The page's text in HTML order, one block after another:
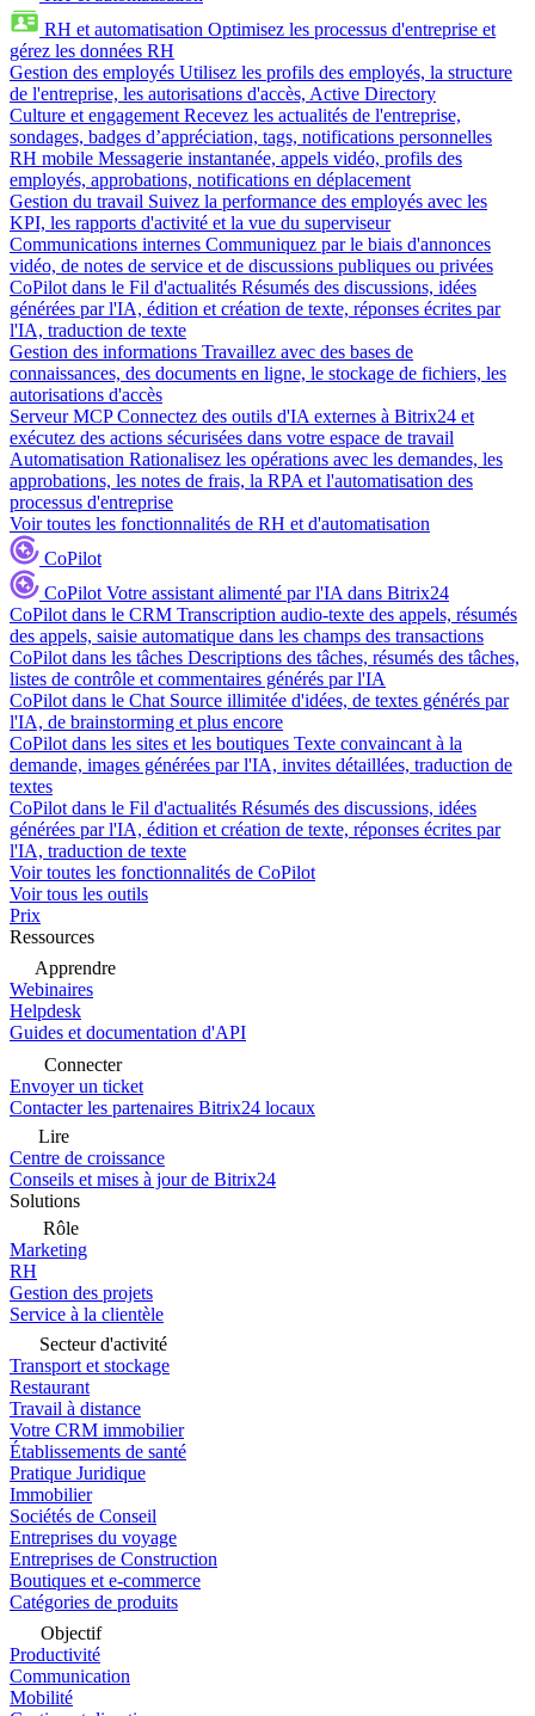
RH et automatisation Optimisez les processus d'entreprise et
gérez les données RH
Gestion des employés Utilisez les profils des employés, la structure
de l'entreprise, les autorisations d'accès, Active Directory
Culture et engagement Recevez les actualités de l'entreprise,
sondages, badges d’appréciation, tags, notifications personnelles
RH mobile Messagerie instantanée, appels vidéo, profils des
employés, approbations, notifications en déplacement
Gestion du travail Suivez la performance des employés avec les
KPI, les rapports d'activité et la vue du superviseur
Communications internes Communiquez par le biais d'annonces
vidéo, de notes de service et de discussions publiques ou privées
CoPilot dans le Fil d'actualités Résumés des discussions, idées
générées par l'IA, édition et création de texte, réponses écrites par
l'IA, traduction de texte
Gestion des informations Travaillez avec des bases de
connaissances, des documents en ligne, le stockage de fichiers, les
autorisations d'accès
Serveur MCP Connectez des outils d'IA externes à Bitrix24 et
exécutez des actions sécurisées dans votre espace de travail
Automatisation Rationalisez les opérations avec les demandes, les
approbations, les notes de frais, la RPA et l'automatisation des
processus d'entreprise
Voir toutes les fonctionnalités de RH et d'automatisation
CoPilot
CoPilot Votre assistant alimenté par l'IA dans Bitrix24
CoPilot dans le CRM Transcription audio-texte des appels, résumés
des appels, saisie automatique dans les champs des transactions
CoPilot dans les tâches Descriptions des tâches, résumés des tâches,
listes de contrôle et commentaires générés par l'IA
CoPilot dans le Chat Source illimitée d'idées, de textes générés par
l'IA, de brainstorming et plus encore
CoPilot dans les sites et les boutiques Texte convaincant à la
demande, images générées par l'IA, invites détaillées, traduction de
textes
CoPilot dans le Fil d'actualités Résumés des discussions, idées
générées par l'IA, édition et création de texte, réponses écrites par
l'IA, traduction de texte
Voir toutes les fonctionnalités de CoPilot
Voir tous les outils
Prix
Ressources
Apprendre
Webinaires
Helpdesk
Guides et documentation d'API
Connecter
Envoyer un ticket
Contacter les partenaires Bitrix24 locaux
Lire
Centre de croissance
Conseils et mises à jour de Bitrix24
Solutions
Rôle
Marketing
RH
Gestion des projets
Service à la clientèle
Secteur d'activité
Transport et stockage
Restaurant
Travail à distance
Votre CRM immobilier
Établissements de santé
Pratique Juridique
Immobilier
Sociétés de Conseil
Entreprises du voyage
Entreprises de Construction
Boutiques et e-commerce
Catégories de produits
Objectif
Productivité
Communication
Mobilité